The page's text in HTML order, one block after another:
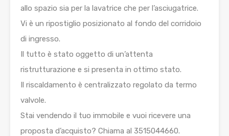
allo spazio sia per la lavatrice che per l’asciugatrice.
Vi è un ripostiglio posizionato al fondo del corridoio
di ingresso.
Il tutto è stato oggetto di un’attenta
ristrutturazione e si presenta in ottimo stato.
Il riscaldamento è centralizzato regolato da termo
valvole.
Stai vendendo il tuo immobile e vuoi ricevere una
proposta d’acquisto? Chiama al 3515044660.